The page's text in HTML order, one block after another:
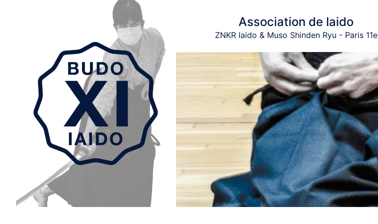
Association de Iaido
ZNKR Iaido & Muso Shinden Ryu - Paris 11e